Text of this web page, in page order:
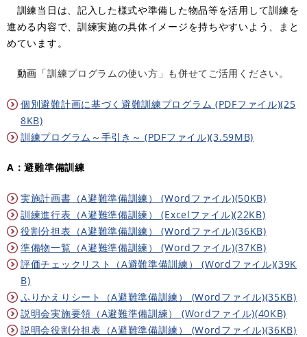
訓練当日は、記入した様式や準備した物品等を活用して訓練を
進める内容で、訓練実施の具体イメージを持ちやすいよう、まと
めています。
動画「訓練プログラムの使い方」も併せてご活用ください。
個別避難計画に基づく避難訓練プログラム (PDFファイル)(25
8KB)
訓練プログラム～手引き～ (PDFファイル)(3.59MB)
A：避難準備訓練
実施計画書（A避難準備訓練） (Wordファイル)(50KB)
訓練進行表（A避難準備訓練） (Excelファイル)(22KB)
役割分担表（A避難準備訓練） (Wordファイル)(36KB)
準備物一覧（A避難準備訓練） (Wordファイル)(37KB)
評価チェックリスト（A避難準備訓練） (Wordファイル)(39K
B)
ふりかえりシート（A避難準備訓練） (Wordファイル)(35KB)
説明会実施要領（A避難準備訓練） (Wordファイル)(40KB)
説明会役割分担表（A避難準備訓練） (Wordファイル)(36KB)